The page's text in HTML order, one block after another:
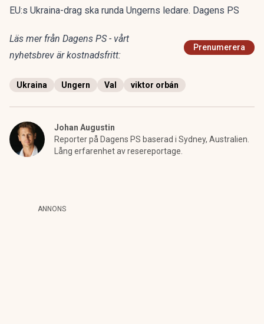
EU:s Ukraina-drag ska runda Ungerns ledare. Dagens PS
Läs mer från Dagens PS - vårt
nyhetsbrev är kostnadsfritt:
Prenumerera
Ukraina Ungern Val viktor orbán
Johan Augustin
Reporter på Dagens PS baserad i Sydney, Australien.
Lång erfarenhet av resereportage.
ANNONS